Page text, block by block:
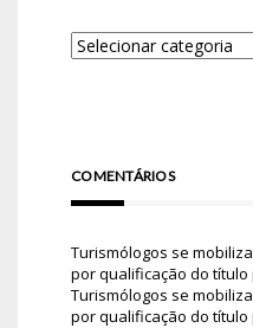
COMENTÁRIOS
Turismólogos se
por qualificação do
Turismólogos se
por qualificação do